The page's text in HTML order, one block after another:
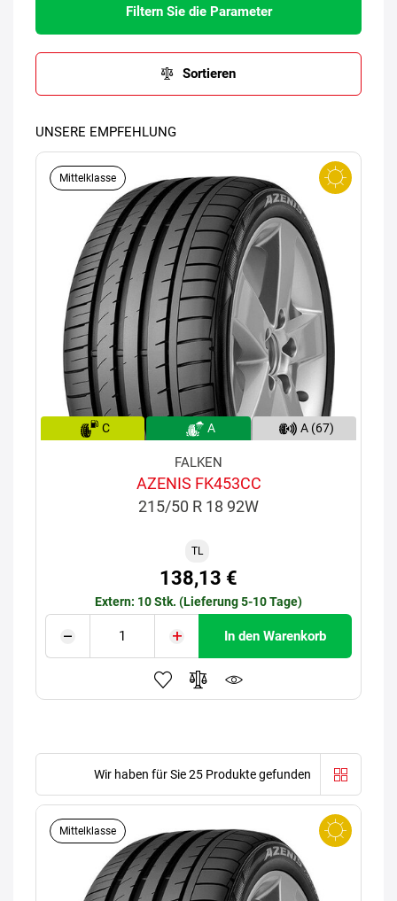
Filtern Sie die Parameter
Sortieren
UNSERE EMPFEHLUNG
Mittelklasse
C A A (67)
FALKEN
AZENIS FK453CC
215/50 R 18 92W
TL
138,13 €
Extern: 10 Stk. (Lieferung 5-10 Tage)
In den Warenkorb
Wir haben für Sie 25 Produkte gefunden
Mittelklasse